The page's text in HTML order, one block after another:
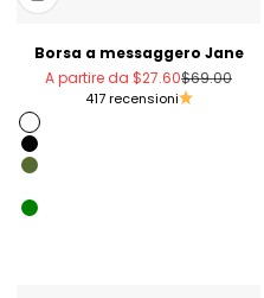
Borsa a messaggero Jane
Prezzo scontato
A partire da $27.60Prezzo
$69.00
417 recensioni
Rosso
Black
Olive Green
Cheese color
Green